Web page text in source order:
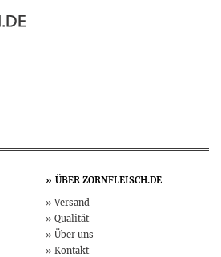
ÜBER ZORNFLEISCH.DE
Versand
Qualität
Über uns
Kontakt